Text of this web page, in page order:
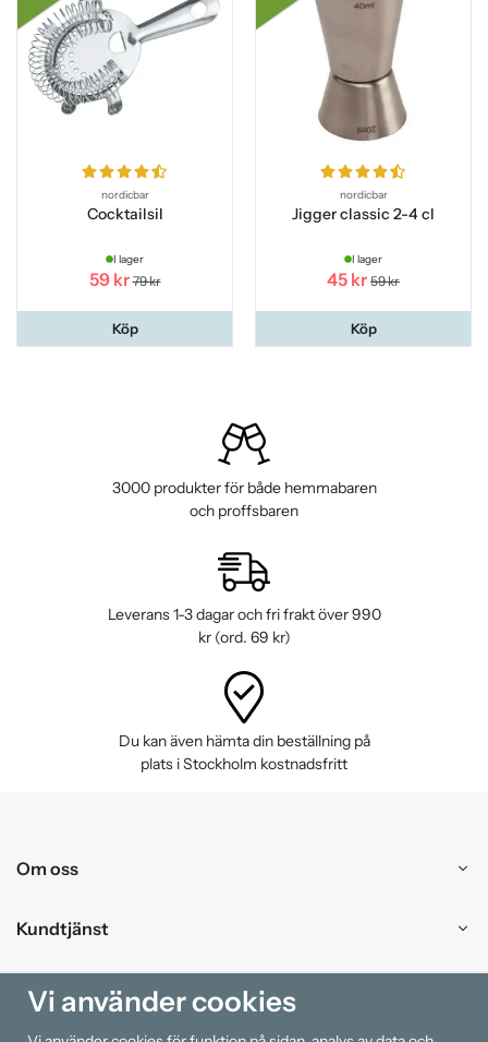
nordicbar
Cocktailsil
I lager
59 kr 79 kr
Köp
nordicbar
Jigger classic 2-4 cl
I lager
45 kr 59 kr
Köp
3000 produkter för både hemmabaren
och proffsbaren
Leverans 1-3 dagar och fri frakt över 990
kr (ord. 69 kr)
Du kan även hämta din beställning på
plats i Stockholm kostnadsfritt
Om oss
Kundtjänst
Handla
Vi använder cookies